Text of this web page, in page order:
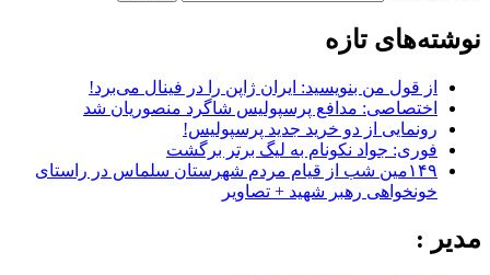
نوشته‌های تازه
از قول من بنویسید: ایران ژاپن را در فینال می‌برد!
اختصاصی: مدافع پرسپولیس شاگرد منصوریان شد
رونمایی از دو خرید جدید پرسپولیس!
فوری: جواد نکونام به لیگ برتر برگشت
۱۴۹مین شب از قیام مردم شهرستان سلماس در راستای
خونخواهی رهبر شهید + تصاویر
مدیر :